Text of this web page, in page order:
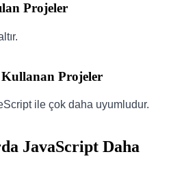
Projeler
Projeler
ile çok daha uyumludur.
JavaScript Daha